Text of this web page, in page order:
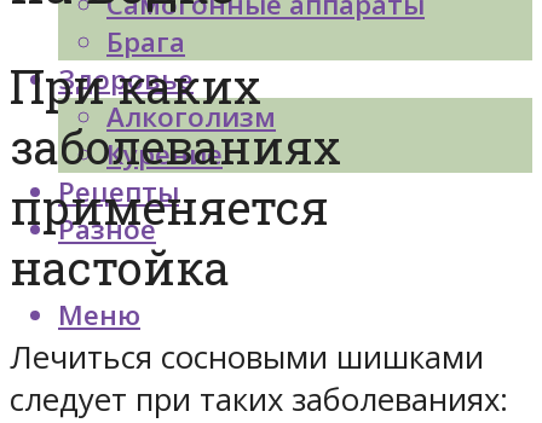
Брага
Здоровье
Алкоголизм
Курение
Рецепты
Разное
Меню
При каких
заболеваниях
применяется
настойка
Лечиться сосновыми шишками
следует при таких заболеваниях: